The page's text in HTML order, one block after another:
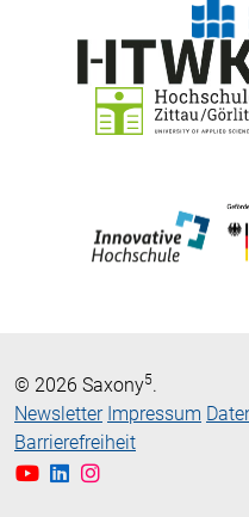
© 2026 Saxony5.
Newsletter Impressum
Barrierefreiheit